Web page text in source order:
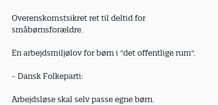
Overenskomstsikret ret til deltid for
småbørnsforældre.
En arbejdsmiljølov for børn i "det offentlige rum".
- Dansk Folkeparti:
Arbejdsløse skal selv passe egne børn.